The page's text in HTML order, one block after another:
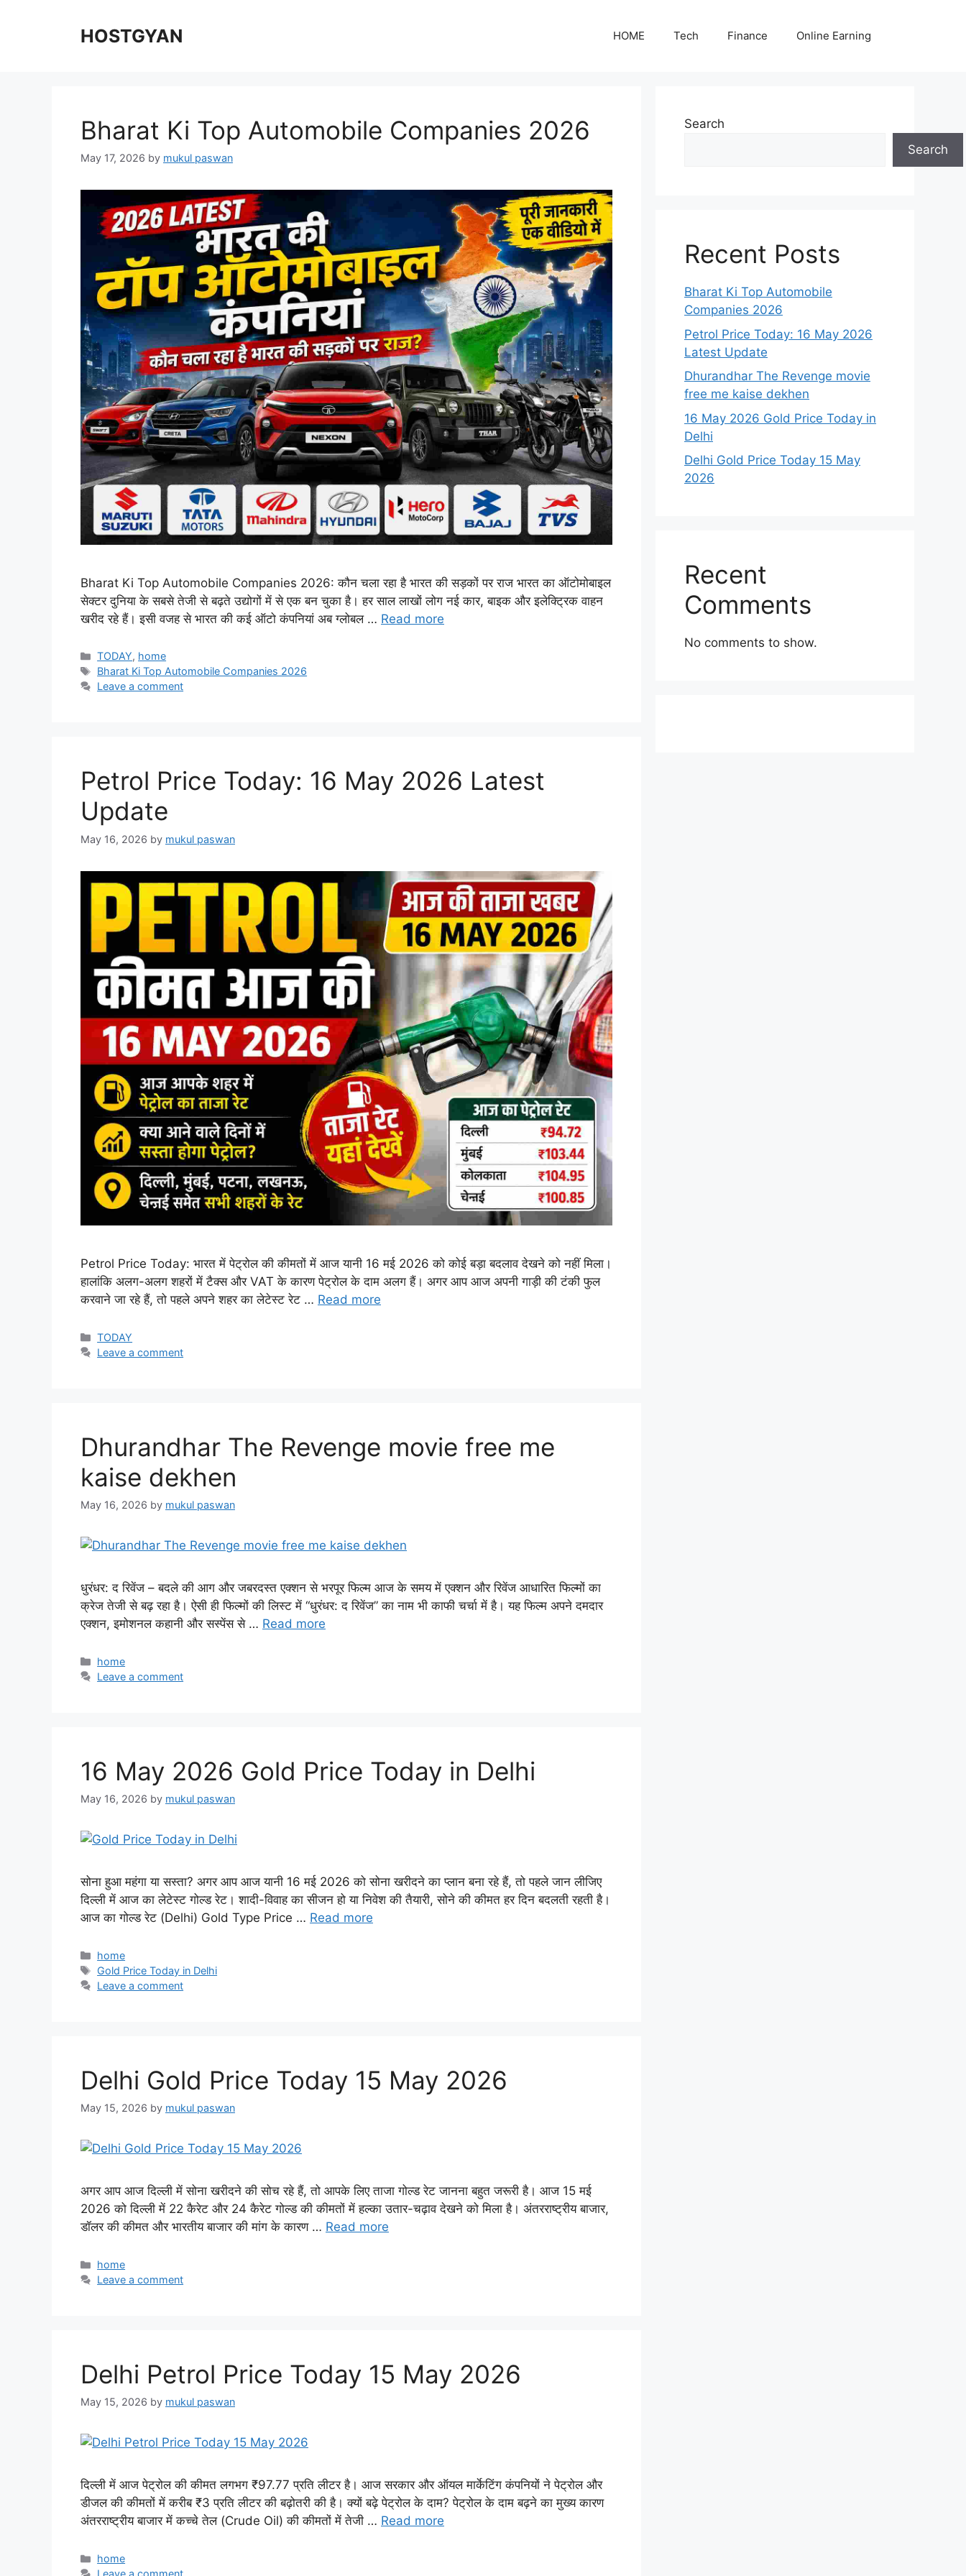
HOSTGYAN HOME Tech Finance Online Earning
Bharat Ki Top Automobile Companies 2026
May 17, 2026 by mukul paswan
Bharat Ki Top Automobile Companies 2026: कौन चला रहा है भारत की सड़कों पर राज भारत का ऑटोमोबाइल
सेक्टर दुनिया के सबसे तेजी से बढ़ते उद्योगों में से एक बन चुका है। हर साल लाखों लोग नई कार, बाइक और इलेक्ट्रिक वाहन
खरीद रहे हैं। इसी वजह से भारत की कई ऑटो कंपनियां अब ग्लोबल … Read more
Categories
TODAY, home
Tags
Bharat Ki Top Automobile Companies 2026
Leave a comment
Petrol Price Today: 16 May 2026 Latest
Update
May 16, 2026 by mukul paswan
Petrol Price Today: भारत में पेट्रोल की कीमतों में आज यानी 16 मई 2026 को कोई बड़ा बदलाव देखने को नहीं मिला।
हालांकि अलग-अलग शहरों में टैक्स और VAT के कारण पेट्रोल के दाम अलग हैं। अगर आप आज अपनी गाड़ी की टंकी फुल
करवाने जा रहे हैं, तो पहले अपने शहर का लेटेस्ट रेट … Read more
Categories
TODAY
Leave a comment
Dhurandhar The Revenge movie free me
kaise dekhen
May 16, 2026 by mukul paswan
धुरंधर: द रिवेंज – बदले की आग और जबरदस्त एक्शन से भरपूर फिल्म आज के समय में एक्शन और रिवेंज आधारित फिल्मों का
क्रेज तेजी से बढ़ रहा है। ऐसी ही फिल्मों की लिस्ट में “धुरंधर: द रिवेंज” का नाम भी काफी चर्चा में है। यह फिल्म अपने दमदार
एक्शन, इमोशनल कहानी और सस्पेंस से … Read more
Categories
home
Leave a comment
16 May 2026 Gold Price Today in Delhi
May 16, 2026 by mukul paswan
सोना हुआ महंगा या सस्ता? अगर आप आज यानी 16 मई 2026 को सोना खरीदने का प्लान बना रहे हैं, तो पहले जान लीजिए
दिल्ली में आज का लेटेस्ट गोल्ड रेट। शादी-विवाह का सीजन हो या निवेश की तैयारी, सोने की कीमत हर दिन बदलती रहती है।
आज का गोल्ड रेट (Delhi) Gold Type Price … Read more
Categories
home
Tags
Gold Price Today in Delhi
Leave a comment
Delhi Gold Price Today 15 May 2026
May 15, 2026 by mukul paswan
अगर आप आज दिल्ली में सोना खरीदने की सोच रहे हैं, तो आपके लिए ताजा गोल्ड रेट जानना बहुत जरूरी है। आज 15 मई
2026 को दिल्ली में 22 कैरेट और 24 कैरेट गोल्ड की कीमतों में हल्का उतार-चढ़ाव देखने को मिला है। अंतरराष्ट्रीय बाजार,
डॉलर की कीमत और भारतीय बाजार की मांग के कारण … Read more
Categories
home
Leave a comment
Delhi Petrol Price Today 15 May 2026
May 15, 2026 by mukul paswan
दिल्ली में आज पेट्रोल की कीमत लगभग ₹97.77 प्रति लीटर है। आज सरकार और ऑयल मार्केटिंग कंपनियों ने पेट्रोल और
डीजल की कीमतों में करीब ₹3 प्रति लीटर की बढ़ोतरी की है। क्यों बढ़े पेट्रोल के दाम? पेट्रोल के दाम बढ़ने का मुख्य कारण
अंतरराष्ट्रीय बाजार में कच्चे तेल (Crude Oil) की कीमतों में तेजी … Read more
Categories
home
Search
Search
Recent Posts
Bharat Ki Top Automobile
Companies 2026
Petrol Price Today: 16 May 2026
Latest Update
Dhurandhar The Revenge movie
free me kaise dekhen
16 May 2026 Gold Price Today in
Delhi
Delhi Gold Price Today 15 May
2026
Recent
Comments
No comments to show.